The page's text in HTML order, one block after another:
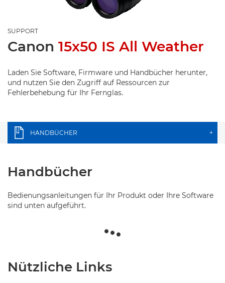
SUPPORT
Canon 15x50 IS All Weather
Laden Sie Software, Firmware und Handbücher herunter,
und nutzen Sie den Zugriff auf Ressourcen zur
Fehlerbehebung für Ihr Fernglas.
HANDBÜCHER +
Handbücher
Bedienungsanleitungen für Ihr Produkt oder Ihre Software
sind unten aufgeführt.
Nützliche Links